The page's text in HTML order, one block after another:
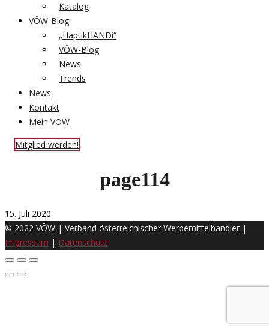
Katalog
VÖW-Blog
„HaptikHANDi“
VÖW-Blog
News
Trends
News
Kontakt
Mein VÖW
Mitglied werden!
page114
15. Juli 2020
© 2022 VÖW | Verband österreichischer Werbemittelhändler |
Impressum | Datenschutz